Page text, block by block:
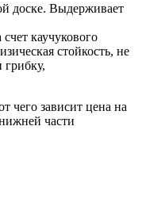
доске. Выдерживает
каучукового
стойкость, не
грибку,
чего зависит цена на
части